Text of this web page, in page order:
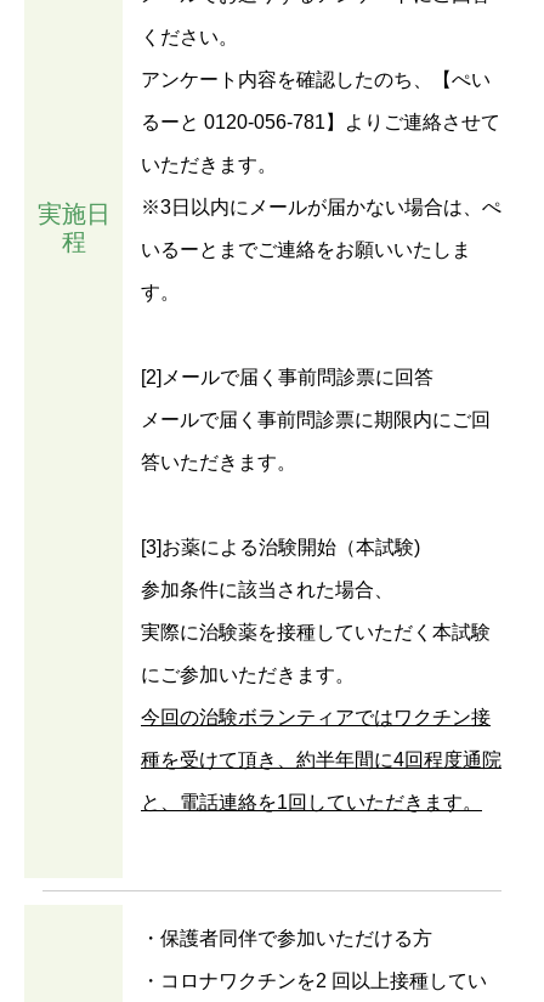
実施日
程
ください。
アンケート内容を確認したのち、【ぺい
るーと 0120-056-781】よりご連絡させて
いただきます。
※3日以内にメールが届かない場合は、ぺ
いるーとまでご連絡をお願いいたしま
す。
[2]メールで届く事前問診票に回答
メールで届く事前問診票に期限内にご回
答いただきます。
[3]お薬による治験開始（本試験)
参加条件に該当された場合、
実際に治験薬を接種していただく本試験
にご参加いただきます。
今回の治験ボランティアではワクチン接
種を受けて頂き、約半年間に4回程度通院
と、電話連絡を1回していただきます。
・保護者同伴で参加いただける方
・コロナワクチンを2 回以上接種してい